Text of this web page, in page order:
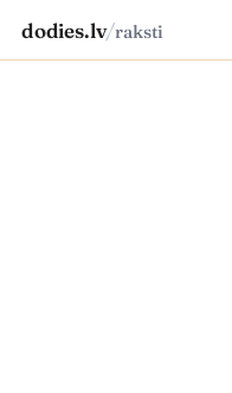
dodies.lv/raksti